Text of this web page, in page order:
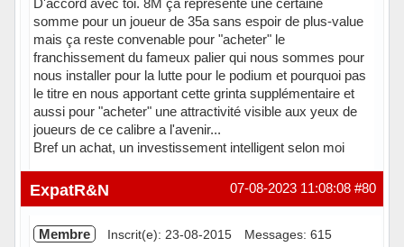
D'accord avec toi. 8M ça représente une certaine
somme pour un joueur de 35a sans espoir de plus-value
mais ça reste convenable pour "acheter" le
franchissement du fameux palier qui nous sommes pour
nous installer pour la lutte pour le podium et pourquoi pas
le titre en nous apportant cette grinta supplémentaire et
aussi pour "acheter" une attractivité visible aux yeux de
joueurs de ce calibre a l'avenir...
Bref un achat, un investissement intelligent selon moi
Hors ligne #80
07-08-2023 11:08:08
ExpatR&N
Membre Inscrit(e): 23-08-2015 Messages: 615